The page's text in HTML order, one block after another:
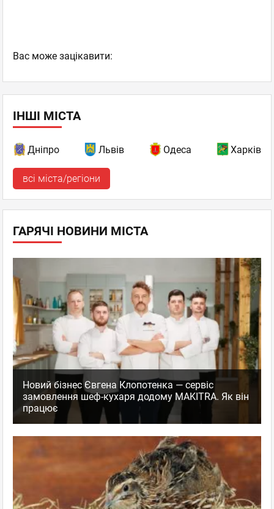
Вас може зацікавити:
ІНШІ МІСТА
Дніпро Львів Одеса Харків
всі міста/регіони
ГАРЯЧІ НОВИНИ МІСТА
Новий бізнес Євгена Клопотенка — сервіс
замовлення шеф-кухаря додому MAKITRA. Як він
працює